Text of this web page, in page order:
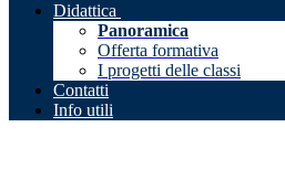
Didattica
Panoramica
Offerta formativa
I progetti delle classi
Contatti
Info utili